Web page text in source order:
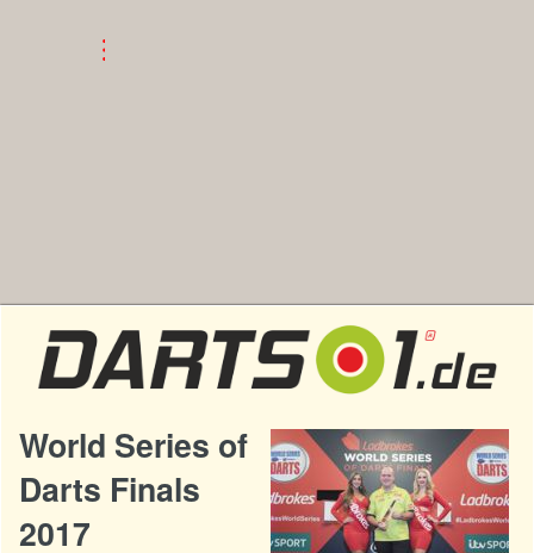
World Series of
Darts Finals
2017